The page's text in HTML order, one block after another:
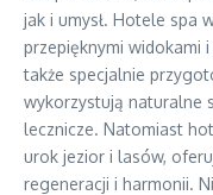
jak i umysł. Hotele spa
przepięknymi widokami
także specjalnie
wykorzystują naturalne
lecznicze. Natomiast
urok jezior i lasów,
regeneracji i harmonii.